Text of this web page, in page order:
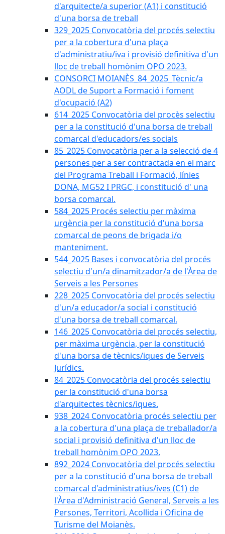
d'arquitecte/a superior (A1) i constitució
d'una borsa de treball
329_2025 Convocatòria del procés selectiu
per a la cobertura d'una plaça
d'administratiu/iva i provisió definitiva d'un
lloc de treball homònim OPO 2023.
CONSORCI MOIANÈS_84_2025_Tècnic/a
AODL de Suport a Formació i foment
d'ocupació (A2)
614_2025 Convocatòria del procès selectiu
per a la constitució d'una borsa de treball
comarcal d'educadors/es socials
85_2025 Convocatòria per a la selecció de 4
persones per a ser contractada en el marc
del Programa Treball i Formació, línies
DONA, MG52 I PRGC, i constitució d' una
borsa comarcal.
584_2025 Procés selectiu per màxima
urgència per la constitució d'una borsa
comarcal de peons de brigada i/o
manteniment.
544_2025 Bases i convocatòria del procés
selectiu d'un/a dinamitzador/a de l'Àrea de
Serveis a les Persones
228_2025 Convocatòria del procés selectiu
d'un/a educador/a social i constitució
d'una borsa de treball comarcal.
146_2025 Convocatòria del procés selectiu,
per màxima urgència, per la constitució
d'una borsa de tècnics/iques de Serveis
Jurídics.
84_2025 Convocatòria del procés selectiu
per la constitució d'una borsa
d'arquitectes tècnics/iques.
938_2024 Convocatòria procés selectiu per
a la cobertura d'una plaça de treballador/a
social i provisió definitiva d'un lloc de
treball homònim OPO 2023.
892_2024 Convocatòria del procés selectiu
per a la constitució d'una borsa de treball
comarcal d'administratius/ives (C1) de
l'Àrea d'Administració General, Serveis a les
Persones, Territori, Acollida i Oficina de
Turisme del Moianès.